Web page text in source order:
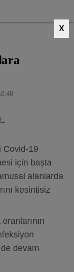
X
Covid-19
için başta
alanlarda
kesintisiz
de devam